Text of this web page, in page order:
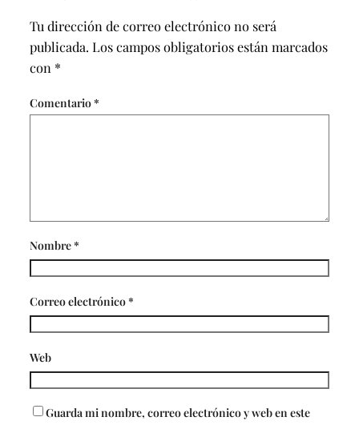
Tu dirección de correo electrónico no será
publicada. Los campos obligatorios están marcados
con *
Comentario*
Nombre*
Correo electrónico*
Web
Guarda mi nombre, correo electrónico y web en este